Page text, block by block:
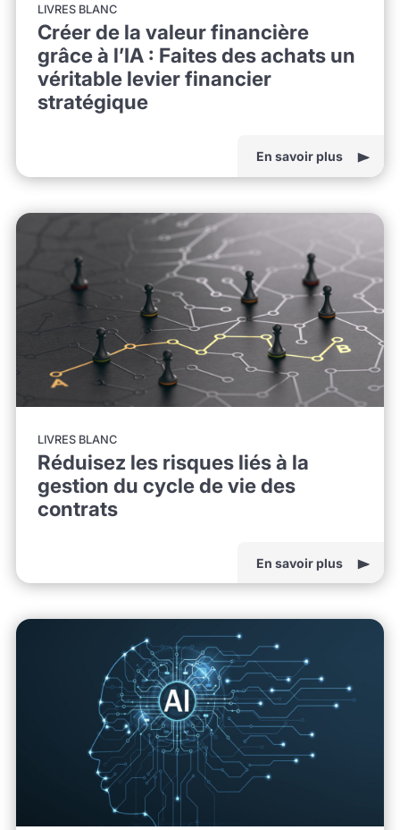
LIVRES BLANC
Créer de la valeur financière
grâce à l’IA : Faites des achats un
véritable levier financier
stratégique
En savoir plus
LIVRES BLANC
Réduisez les risques liés à la
gestion du cycle de vie des
contrats
En savoir plus